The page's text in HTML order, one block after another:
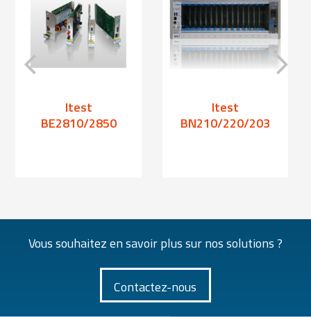
Itest
BE2810/2850
Itest
BN210/220/203
Vous souhaitez en savoir plus sur nos solutions ?
Contactez-nous